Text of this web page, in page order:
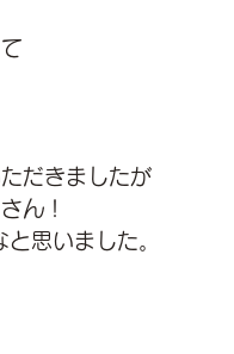
だきましたが
ん！
思いました。